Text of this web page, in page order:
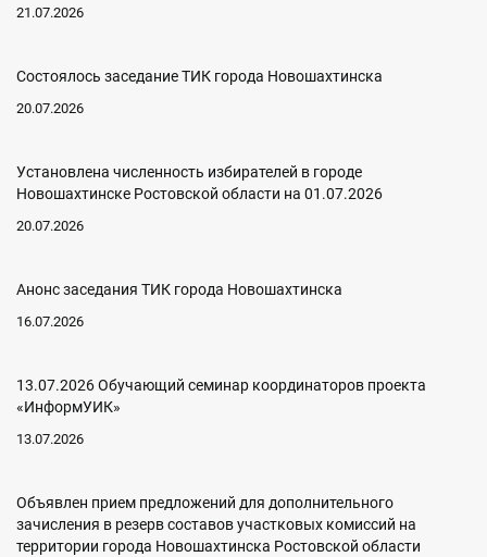
21.07.2026
Состоялось заседание ТИК города Новошахтинска
20.07.2026
Установлена численность избирателей в городе
Новошахтинске Ростовской области на 01.07.2026
20.07.2026
Анонс заседания ТИК города Новошахтинска
16.07.2026
13.07.2026 Обучающий семинар координаторов проекта
«ИнформУИК»
13.07.2026
Объявлен прием предложений для дополнительного
зачисления в резерв составов участковых комиссий на
территории города Новошахтинска Ростовской области